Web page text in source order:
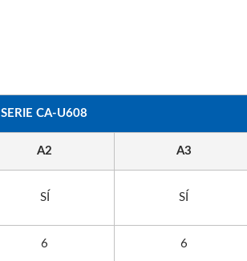
SERIE CA-U608
A2 A3
SÍ SÍ
6 6